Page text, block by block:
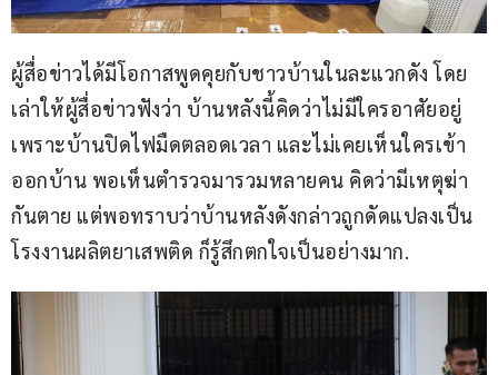
ผู้สื่อข่าวได้มีโอกาสพูดคุยกับชาวบ้านในละแวกดัง โดย
เล่าให้ผู้สื่อข่าวฟังว่า บ้านหลังนี้คิดว่าไม่มีใครอาศัยอยู่
เพราะบ้านปิดไฟมืดตลอดเวลา และไม่เคยเห็นใครเข้า
ออกบ้าน พอเห็นตำรวจมารวมหลายคน คิดว่ามีเหตุฆ่า
กันตาย แต่พอทราบว่าบ้านหลังดังกล่าวถูกดัดแปลงเป็น
โรงงานผลิตยาเสพติด ก็รู้สึกตกใจเป็นอย่างมาก.